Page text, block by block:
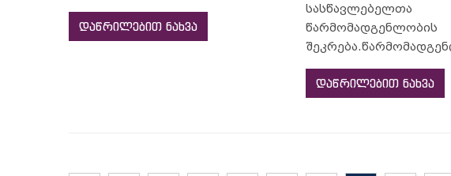
დაწრილებით ნახვა
სასწავლებელთა
წარმომადგენლობის
დაწრილებით ნახვა